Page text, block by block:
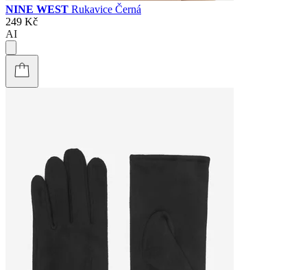
NINE WEST Rukavice Černá
249 Kč
AI